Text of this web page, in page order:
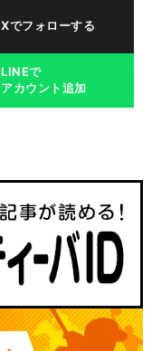
Xでフォローする
LINEで
アカウント追加